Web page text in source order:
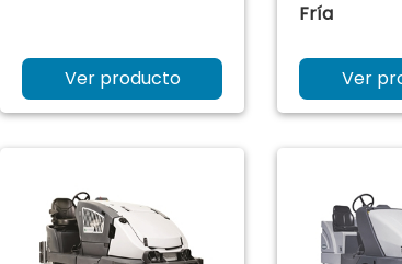
Ver producto
Fría
Ver